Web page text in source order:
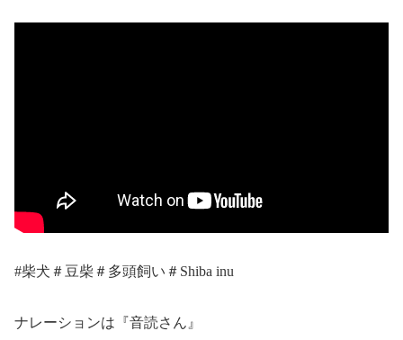
#柴犬＃豆柴＃多頭飼い＃Shiba inu
ナレーションは『音読さん』